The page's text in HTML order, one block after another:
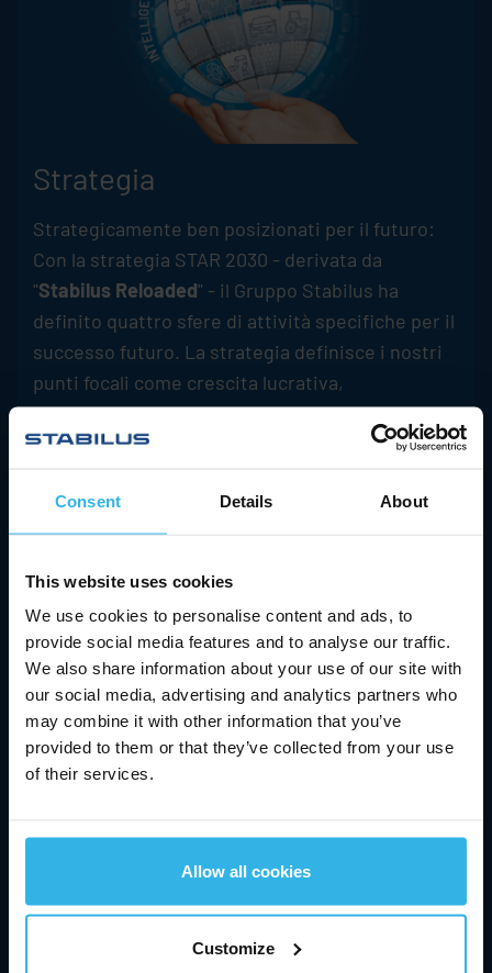
Consent Details About
This website uses cookies
We use cookies to personalise content and ads, to
provide social media features and to analyse our traffic.
We also share information about your use of our site with
our social media, advertising and analytics partners who
may combine it with other information that you’ve
provided to them or that they’ve collected from your use
of their services.
Allow all cookies
Customize
Strategia
Strategicamente ben posizionati per il futuro:
Con la strategia STAR 2030 - derivata da
"Stabilus Reloaded" - il Gruppo Stabilus ha
definito quattro sfere di attività specifiche per il
successo futuro. La strategia definisce i nostri
punti focali come crescita lucrativa,
soddisfazione dei clienti e dei dipendenti,
innovazione e sostenibilità.
Per saperne di più
Conformità in Stabilus
Equo, sostenibile e rispettoso dei diritti umani:
il nostro Codice di Condotta e l'adesione al